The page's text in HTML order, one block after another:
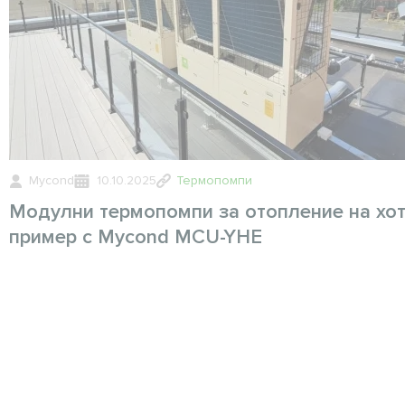
Mycond 10.10.2025 Термопомпи
Модулни термопомпи за отопление на
пример с Mycond MCU-YHE